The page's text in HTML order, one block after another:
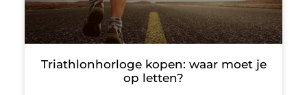
Triathlonhorloge kopen: waar moet je
op letten?